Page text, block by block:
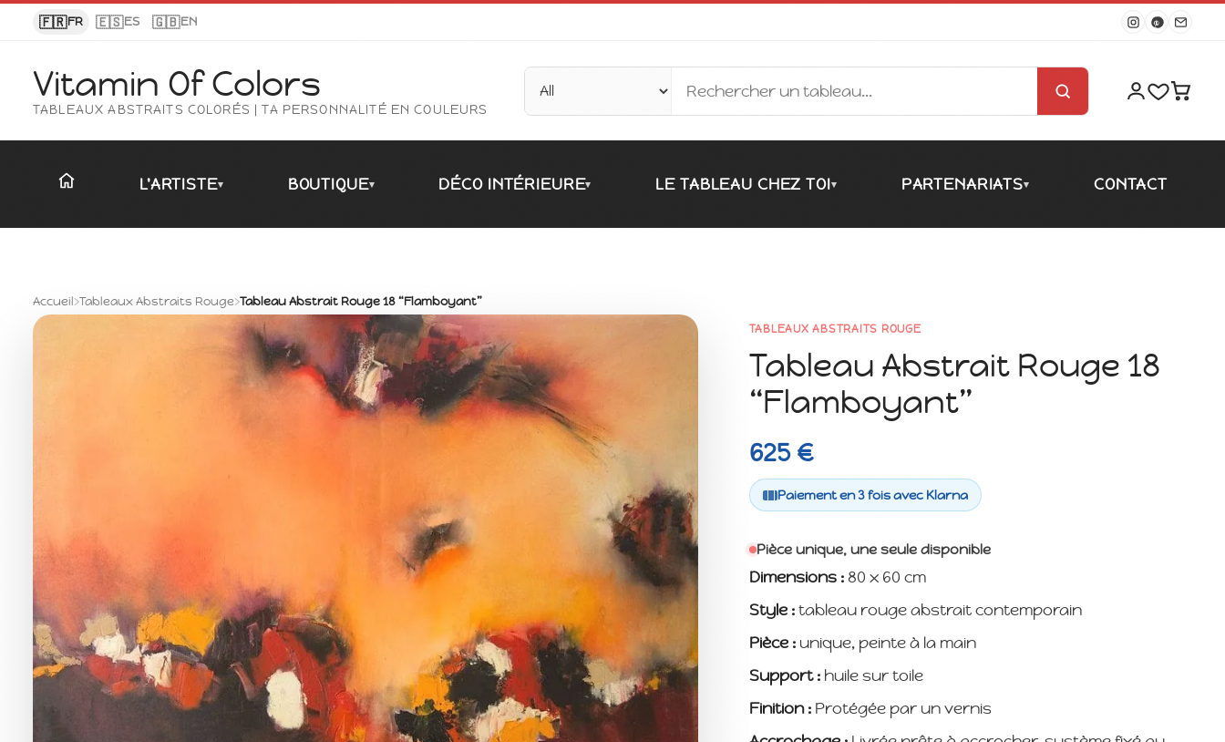
🇫🇷FR 🇪🇸ES 🇬🇧EN
Vitamin Of Colors
TABLEAUX ABSTRAITS COLORÉS | TA PERSONNALITÉ EN COULEURS
L'ARTISTE▾ BOUTIQUE▾ DÉCO INTÉRIEURE▾ LE TABLEAU CHEZ TOI▾ PARTENARIATS▾ CONTACT
Accueil›Tableaux Abstraits Rouge›Tableau Abstrait Rouge 18 “Flamboyant”
TABLEAUX ABSTRAITS ROUGE
Tableau Abstrait Rouge 18
“Flamboyant”
625 €
Paiement en 3 fois avec Klarna
Pièce unique, une seule disponible
Dimensions :80 x 60 cm
Style :tableau rouge abstrait contemporain
Pièce :unique, peinte à la main
Support :huile sur toile
Finition :Protégée par un vernis
Panneau de gestion des cookies